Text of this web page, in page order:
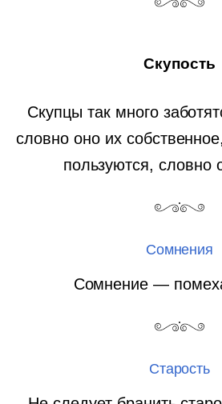
Скупость
Скупцы так много
словно оно их
пользуются, словно
Сомнения
Сомнение —
Старость